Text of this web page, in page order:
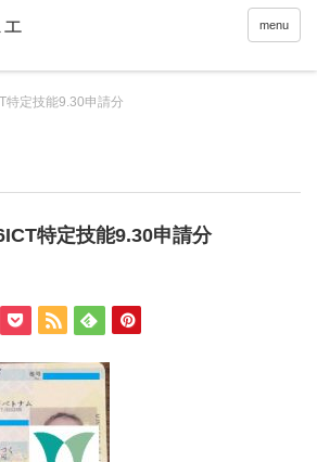
menu
特定技能9.30申請分
特定技能9.30申請分